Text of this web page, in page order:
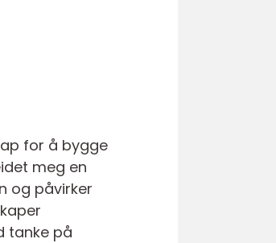
for å bygge
meg en
og påvirker
tanke på